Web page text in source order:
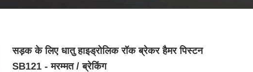
सड़क के लिए धातु हाइड्रोलिक रॉक ब्रेकर हैमर पिस्टन
SB121 - मरम्मत / ब्रेकिंग